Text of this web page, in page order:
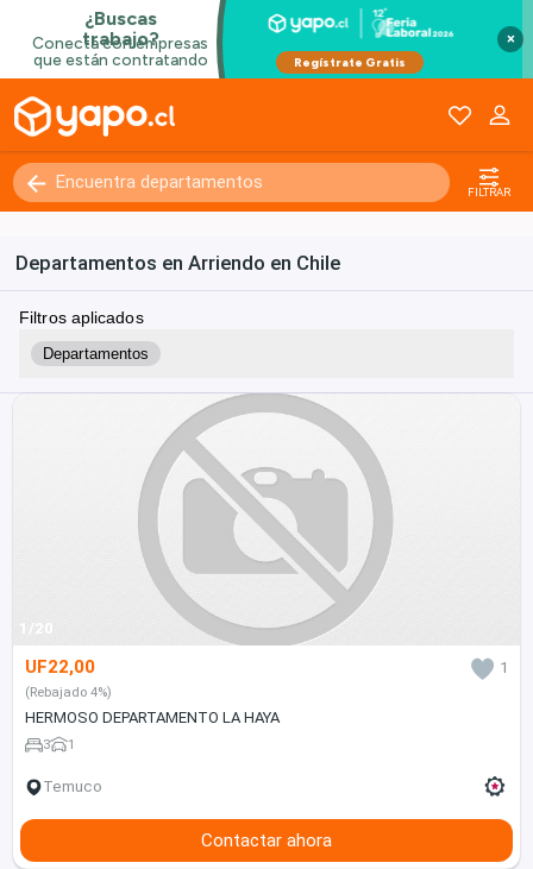
×
FILTRAR
Departamentos en Arriendo en Chile
Filtros aplicados
Departamentos
1/20
UF22,00 1
(Rebajado 4%)
HERMOSO DEPARTAMENTO LA HAYA
3 1
Temuco
Contactar ahora